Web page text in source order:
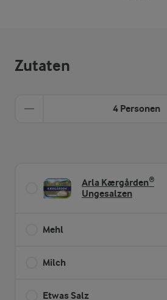
Zutaten
4 Personen
Arla Kærgården®
Ungesalzen
Mehl
Milch
Etwas Salz